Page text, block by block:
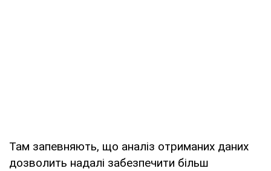
Там запевняють, що аналіз отриманих даних
дозволить надалі забезпечити більш